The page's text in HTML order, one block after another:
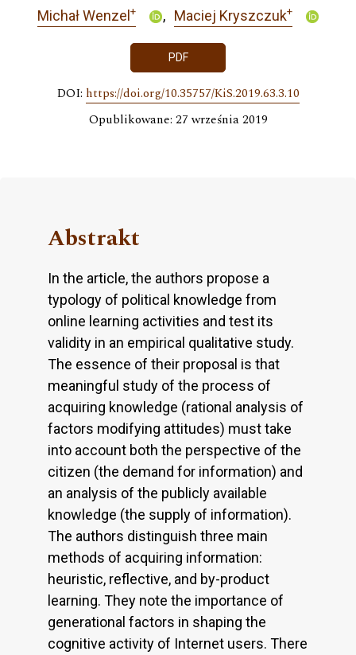
Michał Wenzel+ Maciej Kryszczuk+
PDF
DOI: https://doi.org/10.35757/KiS.2019.63.3.10
Opublikowane: 27 września 2019
Abstrakt
In the article, the authors propose a
typology of political knowledge from
online learning activities and test its
validity in an empirical qualitative study.
The essence of their proposal is that
meaningful study of the process of
acquiring knowledge (rational analysis of
factors modifying attitudes) must take
into account both the perspective of the
citizen (the demand for information) and
an analysis of the publicly available
knowledge (the supply of information).
The authors distinguish three main
methods of acquiring information:
heuristic, reflective, and by-product
learning. They note the importance of
generational factors in shaping the
cognitive activity of Internet users. There